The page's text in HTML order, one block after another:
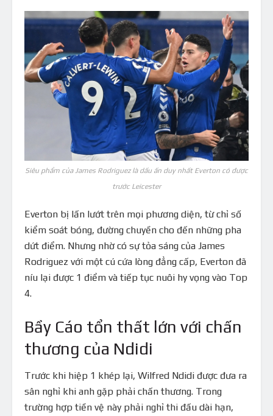
Siêu phẩm của James Rodriguez là dấu ấn duy nhất Everton có được
trước Leicester
Everton bị lấn lướt trên mọi phương diện, từ chỉ số
kiểm soát bóng, đường chuyền cho đến những pha
dứt điểm. Nhưng nhờ có sự tỏa sáng của James
Rodriguez với một cú cứa lòng đẳng cấp, Everton đã
níu lại được 1 điểm và tiếp tục nuôi hy vọng vào Top
4.
Bầy Cáo tổn thất lớn với chấn
thương của Ndidi
Trước khi hiệp 1 khép lại, Wilfred Ndidi được đưa ra
sân nghỉ khi anh gặp phải chấn thương. Trong
trường hợp tiền vệ này phải nghỉ thi đấu dài hạn,